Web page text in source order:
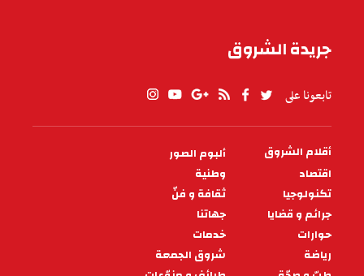
جريدة الشروق
تابعونا على
PIED
DE
PAGE
أقلام الشروق
ألبوم الصور
اقتصاد
وطنية
تكنولوجيا
ثقافة و فنّ
جرائم و قضايا
جهاتنا
حوارات
خدمات
رياضة
شروق الجمعة